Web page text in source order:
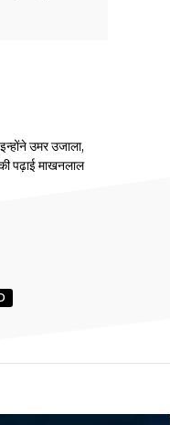
उमर उजाला,
पढ़ाई माखनलाल